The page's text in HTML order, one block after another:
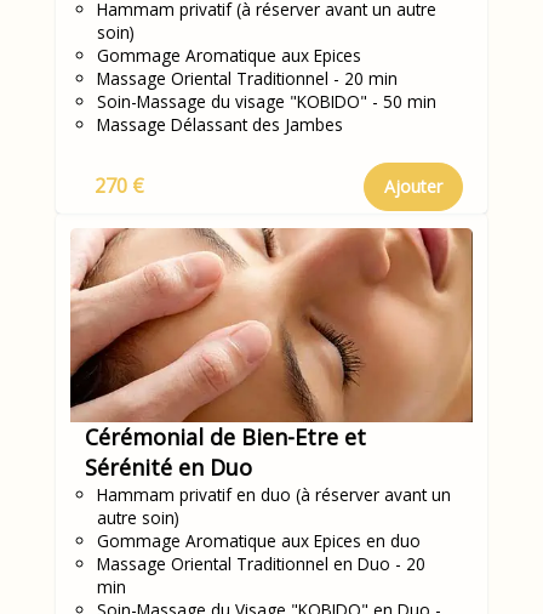
Hammam privatif (à réserver avant un autre
soin)
Gommage Aromatique aux Epices
Massage Oriental Traditionnel - 20 min
Soin-Massage du visage "KOBIDO" - 50 min
Massage Délassant des Jambes
270 € Ajouter
Cérémonial de Bien-Etre et
Sérénité en Duo
Hammam privatif en duo (à réserver avant un
autre soin)
Gommage Aromatique aux Epices en duo
Massage Oriental Traditionnel en Duo - 20
min
Soin-Massage du Visage "KOBIDO" en Duo -